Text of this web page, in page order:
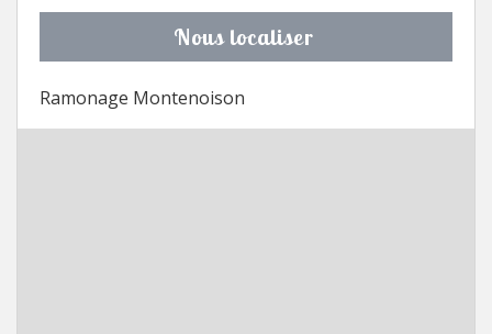
Nous localiser
Ramonage Montenoison